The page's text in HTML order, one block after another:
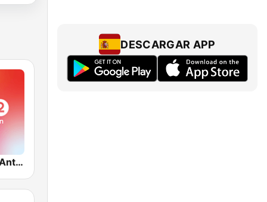
VRT Radio 2 Antwerpen
DESCARGAR APP